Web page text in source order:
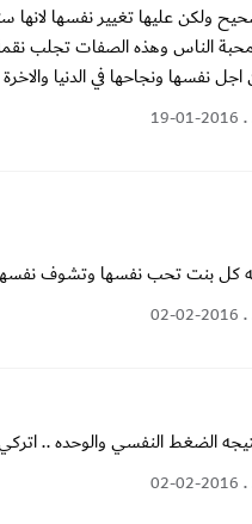
ولكن عليها تغيير نفسها
الناس وهذه الصفات تجلب
نفسها ونجاحها في الدنيا والاخرة
.
19-01-2016
كل بنت تحب نفسها وتشوف نفسها
.
02-02-2016
الضغط النفسي والوحده ..
.
02-02-2016